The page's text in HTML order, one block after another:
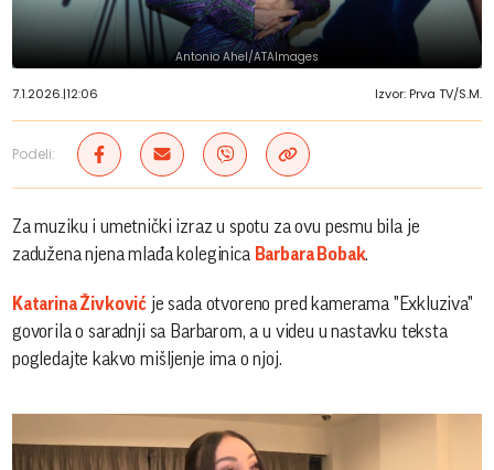
Antonio Ahel/ATAImages
7.1.2026.|12:06 Izvor: Prva TV/S.M.
Podeli:
Za muziku i umetnički izraz u spotu za ovu pesmu bila je
zadužena njena mlađa koleginica Barbara Bobak.
Katarina Živković je sada otvoreno pred kamerama "Exkluziva"
govorila o saradnji sa Barbarom, a u videu u nastavku teksta
pogledajte kakvo mišljenje ima o njoj.